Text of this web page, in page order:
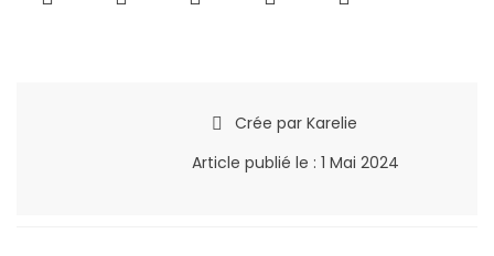
Crée parKarelie
Article publié le : 1 Mai 2024